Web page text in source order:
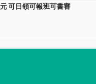
可日領可報班可書審